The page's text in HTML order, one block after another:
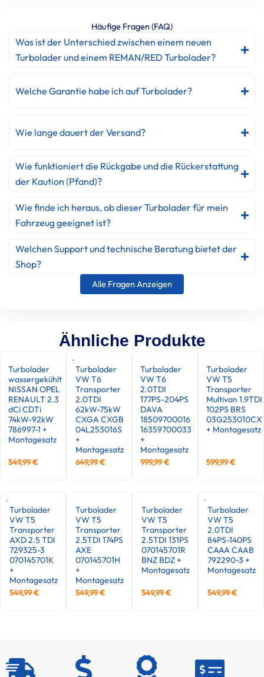
Häufige Fragen (FAQ)
Was ist der Unterschied zwischen einem neuen
Turbolader und einem REMAN/RED Turbolader?
Welche Garantie habe ich auf Turbolader?
Wie lange dauert der Versand?
Wie funktioniert die Rückgabe und die Rückerstattung
der Kaution (Pfand)?
Wie finde ich heraus, ob dieser Turbolader für mein
Fahrzeug geeignet ist?
Welchen Support und technische Beratung bietet der
Shop?
Alle Fragen Anzeigen
Ähnliche Produkte
Turbolader
wassergekühlt
NISSAN OPEL
RENAULT 2.3
dCi CDTi
74kW-92kW
786997-1 +
Montagesatz
549,99€
Turbolader
VW T6
Transporter
2.0TDI
62kW-75kW
CXGA CXGB
04L253016S
+
Montagesatz
649,99€
Turbolader
VW T6
2.0TDI
177PS-204PS
DAVA
18509700016
16359700033
+
Montagesatz
999,99€
Turbolader
VW T5
Transporter
Multivan 1.9TDI
102PS BRS
03G253010CX
+ Montagesatz
599,99€
Turbolader
VW T5
Transporter
AXD 2.5 TDI
729325-3
070145701K
+
Montagesatz
549,99€
Turbolader
VW T5
Transporter
2.5TDI 174PS
AXE
070145701H
+
Montagesatz
549,99€
Turbolader
VW T5
Transporter
2.5TDI 131PS
070145701R
BNZ BDZ +
Montagesatz
549,99€
Turbolader
VW T5
2.0TDI
84PS-140PS
CAAA CAAB
792290-3 +
Montagesatz
549,99€